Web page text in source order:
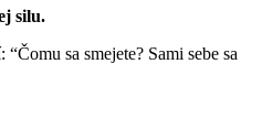
silu.
sa smejete? Sami sebe sa